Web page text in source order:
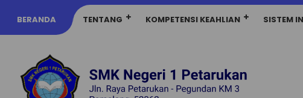
BERANDA TENTANG KOMPETENSI KEAHLIAN SISTEM